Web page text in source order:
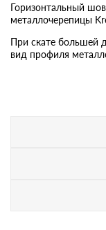
Горизонтальный
металлочерепицы
При скате большей
вид профиля